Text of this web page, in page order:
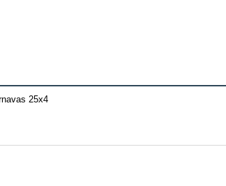
25x4